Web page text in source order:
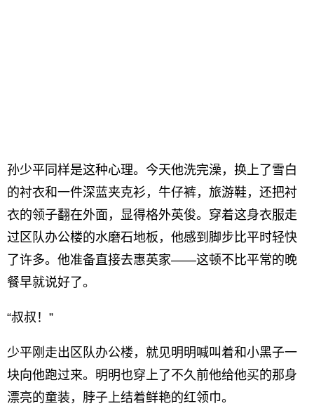
孙少平同样是这种心理。今天他洗完澡，换上了雪白
的衬衣和一件深蓝夹克衫，牛仔裤，旅游鞋，还把衬
衣的领子翻在外面，显得格外英俊。穿着这身衣服走
过区队办公楼的水磨石地板，他感到脚步比平时轻快
了许多。他准备直接去惠英家——这顿不比平常的晚
餐早就说好了。
“叔叔！”
少平刚走出区队办公楼，就见明明喊叫着和小黑子一
块向他跑过来。明明也穿上了不久前他给他买的那身
漂亮的童装，脖子上结着鲜艳的红领巾。